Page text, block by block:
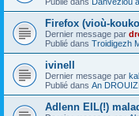
Firefox (vioù-
Dernier message par
Publié dans Troidigezh
ivinell
Dernier message par
Publié dans An
Adlenn EIL(!)